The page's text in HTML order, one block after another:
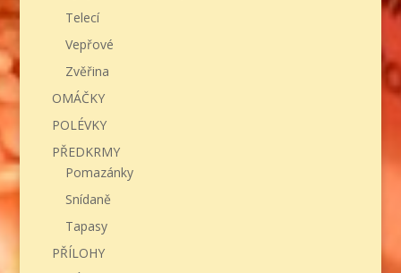
Telecí
Vepřové
Zvěřina
OMÁČKY
POLÉVKY
PŘEDKRMY
Pomazánky
Snídaně
Tapasy
PŘÍLOHY